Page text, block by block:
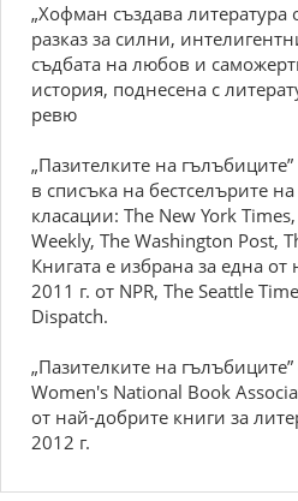
„Хофман създава литература
разказ за силни,
съдбата на любов и
история, поднесена с
ревю
„Пазителките на
в списъка на бестселърите
класации: The New York
Weekly, The Washington Post,
Книгата е избрана за една
2011 г. от NPR, The Seattle
Dispatch.
„Пазителките на
Women's National Book
от най-добрите книги за
2012 г.